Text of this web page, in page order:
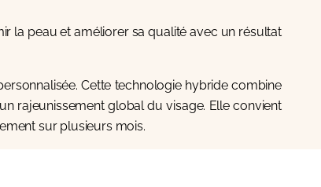
la peau et améliorer sa qualité avec un résultat
Cette technologie hybride combine
rajeunissement global du visage. Elle convient
sur plusieurs mois.